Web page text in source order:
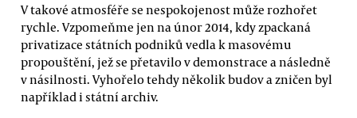
V takové atmosféře se nespokojenost může rozhořet
rychle. Vzpomeňme jen na únor 2014, kdy zpackaná
privatizace státních podniků vedla k masovému
propouštění, jež se přetavilo v demonstrace a následně
v násilnosti. Vyhořelo tehdy několik budov a zničen byl
například i státní archiv.